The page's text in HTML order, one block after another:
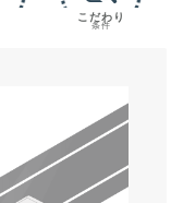
こだわり
条件